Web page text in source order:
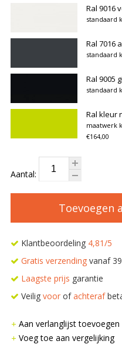
Ral 9016
standaard
Ral 7016
standaard
Ral 9005
standaard
Ral kleur
maatwerk
€164,00
Aantal:
Toevoegen
Klantbeoordeling 4,81/5
Gratis verzendingvanaf
Laagste prijs garantie
Veilig voorofachteraf
Aan verlanglijst toevoegen
Voeg toe aan vergelijking